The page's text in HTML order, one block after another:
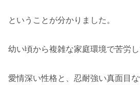
ということが分かりました。
幼い頃から複雑な家庭環境で苦労し
愛情深い性格と、忍耐強い真面目